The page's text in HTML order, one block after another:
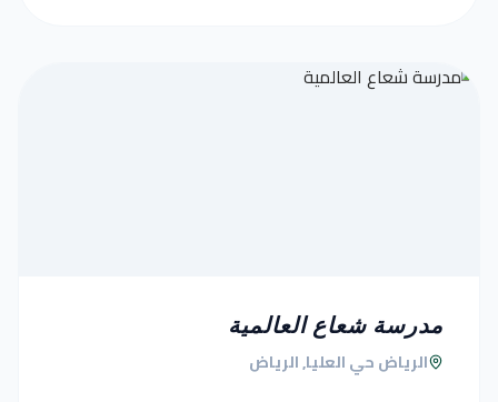
مدرسة شعاع العالمية
الرياض حي العليا, الرياض